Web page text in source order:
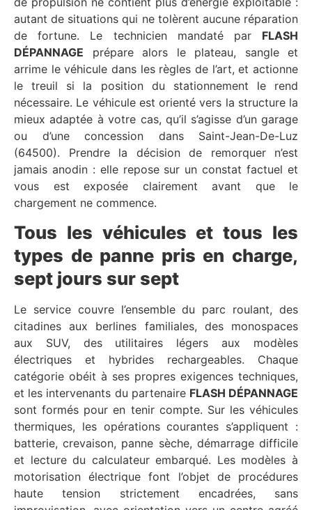
autant de situations qui ne tolèrent aucune réparation
de fortune. Le technicien mandaté par FLASH
DÉPANNAGE prépare alors le plateau, sangle et
arrime le véhicule dans les règles de l’art, et actionne
le treuil si la position du stationnement le rend
nécessaire. Le véhicule est orienté vers la structure la
mieux adaptée à votre cas, qu’il s’agisse d’un garage
ou d’une concession dans Saint-Jean-De-Luz
(64500). Prendre la décision de remorquer n’est
jamais anodin : elle repose sur un constat factuel et
vous est exposée clairement avant que le
chargement ne commence.
Tous les véhicules et tous les
types de panne pris en charge,
sept jours sur sept
Le service couvre l’ensemble du parc roulant, des
citadines aux berlines familiales, des monospaces
aux SUV, des utilitaires légers aux modèles
électriques et hybrides rechargeables. Chaque
catégorie obéit à ses propres exigences techniques,
et les intervenants du partenaire FLASH DÉPANNAGE
sont formés pour en tenir compte. Sur les véhicules
thermiques, les opérations courantes s’appliquent :
batterie, crevaison, panne sèche, démarrage difficile
et lecture du calculateur embarqué. Les modèles à
motorisation électrique font l’objet de procédures
haute tension strictement encadrées, sans